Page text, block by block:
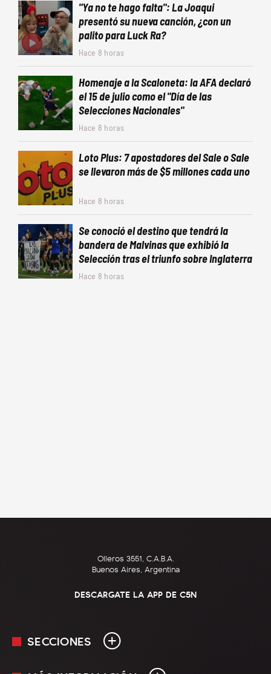
"Ya no te hago falta": La Joaqui
presentó su nueva canción, ¿con un
palito para Luck Ra?
Hace 8 horas
Homenaje a la Scaloneta: la AFA declaró
el 15 de julio como el "Día de las
Selecciones Nacionales"
Hace 8 horas
Loto Plus: 7 apostadores del Sale o Sale
se llevaron más de $5 millones cada uno
Hace 8 horas
Se conoció el destino que tendrá la
bandera de Malvinas que exhibió la
Selección tras el triunfo sobre Inglaterra
Hace 8 horas
Olleros 3551, C.A.B.A.
Buenos Aires, Argentina
DESCARGATE LA APP DE C5N
SECCIONES